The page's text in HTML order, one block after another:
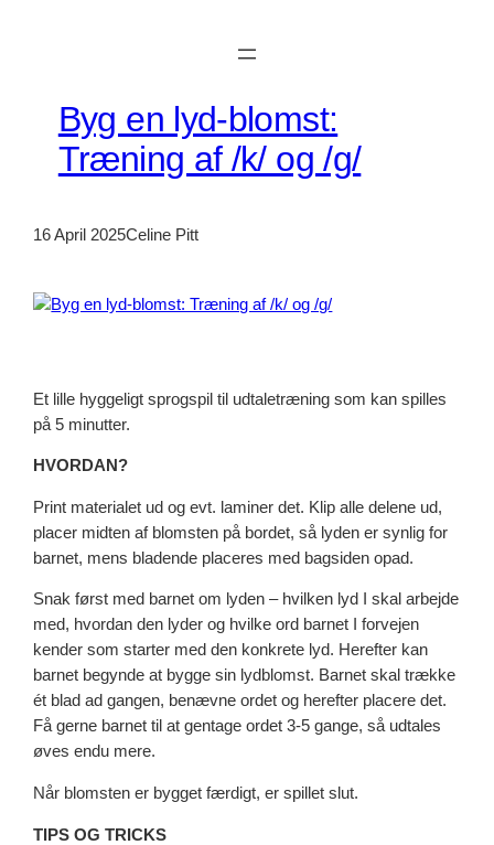
Byg en lyd-blomst:
Træning af /k/ og /g/
16 April 2025Celine Pitt
Et lille hyggeligt sprogspil til udtaletræning som kan spilles
på 5 minutter.
HVORDAN?
Print materialet ud og evt. laminer det. Klip alle delene ud,
placer midten af blomsten på bordet, så lyden er synlig for
barnet, mens bladende placeres med bagsiden opad.
Snak først med barnet om lyden – hvilken lyd I skal arbejde
med, hvordan den lyder og hvilke ord barnet I forvejen
kender som starter med den konkrete lyd. Herefter kan
barnet begynde at bygge sin lydblomst. Barnet skal trække
ét blad ad gangen, benævne ordet og herefter placere det.
Få gerne barnet til at gentage ordet 3-5 gange, så udtales
øves endu mere.
Når blomsten er bygget færdigt, er spillet slut.
TIPS OG TRICKS